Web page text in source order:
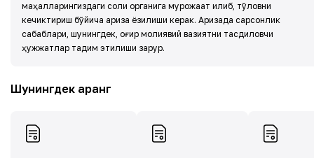
маҳалларингиздаги солиқ органига мурожаат қилиб, тўловни
кечиктириш бўйича ариза ёзилиши керак. Аризада сарсонлик
сабаблари, шунингдек, оғир молиявий вазиятни тасдиқловчи
ҳужжатлар тақдим этилиши зарур.
Шунингдек қаранг